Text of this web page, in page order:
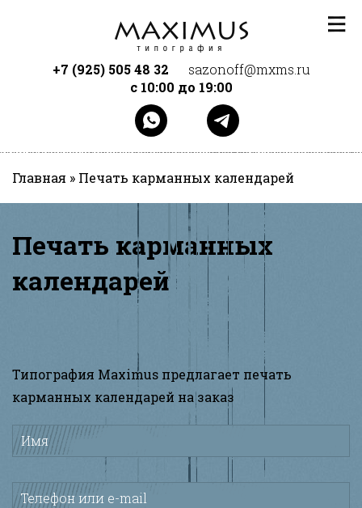
+7 (925) 505 48 32
sazonoff@mxms.ru
с 10:00 до 19:00
Главная » Печать карманных календарей
Печать карманных
календарей
Типография Maximus предлагает печать
карманных календарей на заказ
Имя*
Телефон или e-mail